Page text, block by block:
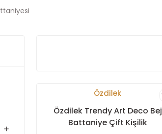
Özdilek
Özdilek Trendy Art Deco Bej
Battaniye Çift Kişilik